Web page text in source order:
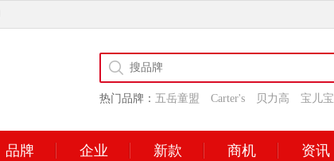
热门品牌： 五岳童盟 Carter's 贝力高 宝儿宝
品牌 企业 新款 商机 资讯